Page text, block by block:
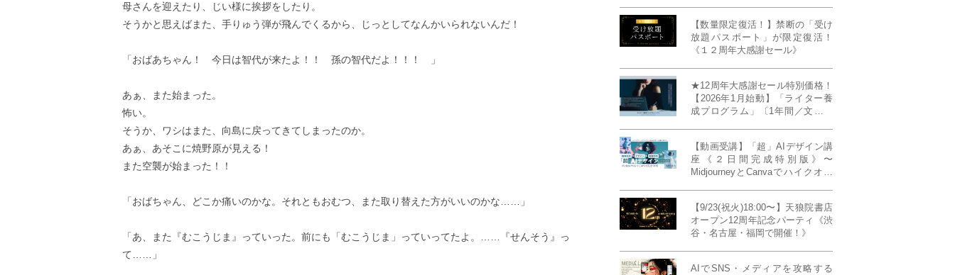
母さんを迎えたり、じい様に挨拶をしたり。
そうかと思えばまた、手りゅう弾が飛んでくるから、じっとしてなんかいられないんだ！
「おばあちゃん！ 今日は智代が来たよ！！ 孫の智代だよ！！！ 」
あぁ、また始まった。
怖い。
そうか、ワシはまた、向島に戻ってきてしまったのか。
あぁ、あそこに焼野原が見える！
また空襲が始まった！！
「おばちゃん、どこか痛いのかな。それともおむつ、また取り替えた方がいいのかな……」
「あ、また『むこうじま』っていった。前にも「むこうじま」っていってたよ。……『せんそう』っ
て……」
【数量限定復活！】禁断の「受け
放題パスポート」が限定復活！
《１２周年大感謝セール》
★12周年大感謝セール特別価格！
【2026年1月始動】「ライター養
成プログラム」〔1年間／文章講
ー”へ、全国どこからでも。〜《全
店舗リアルタイム参加OK／録画
視聴対応／限定4席》
【動画受講】「超」AIデザイン講
座《２日間完成特別版》〜
MidjourneyとCanvaでハイクオリ
【9/23(祝火)18:00〜】天狼院書店
オープン12周年記念パーティ《渋
谷・名古屋・福岡で開催！》
AIでSNS・メディアを攻略する